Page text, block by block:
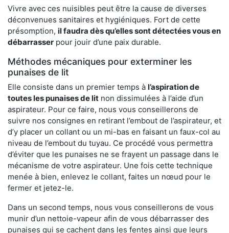
Vivre avec ces nuisibles peut être la cause de diverses
déconvenues sanitaires et hygiéniques. Fort de cette
présomption, il faudra dès qu’elles sont détectées vous en
débarrasser pour jouir d’une paix durable.
Méthodes mécaniques pour exterminer les
punaises de lit
Elle consiste dans un premier temps à l’aspiration de
toutes les punaises de lit non dissimulées à l’aide d’un
aspirateur. Pour ce faire, nous vous conseillerons de
suivre nos consignes en retirant l’embout de l’aspirateur, et
d’y placer un collant ou un mi-bas en faisant un faux-col au
niveau de l’embout du tuyau. Ce procédé vous permettra
d’éviter que les punaises ne se frayent un passage dans le
mécanisme de votre aspirateur. Une fois cette technique
menée à bien, enlevez le collant, faites un nœud pour le
fermer et jetez-le.
Dans un second temps, nous vous conseillerons de vous
munir d’un nettoie-vapeur afin de vous débarrasser des
punaises qui se cachent dans les fentes ainsi que leurs